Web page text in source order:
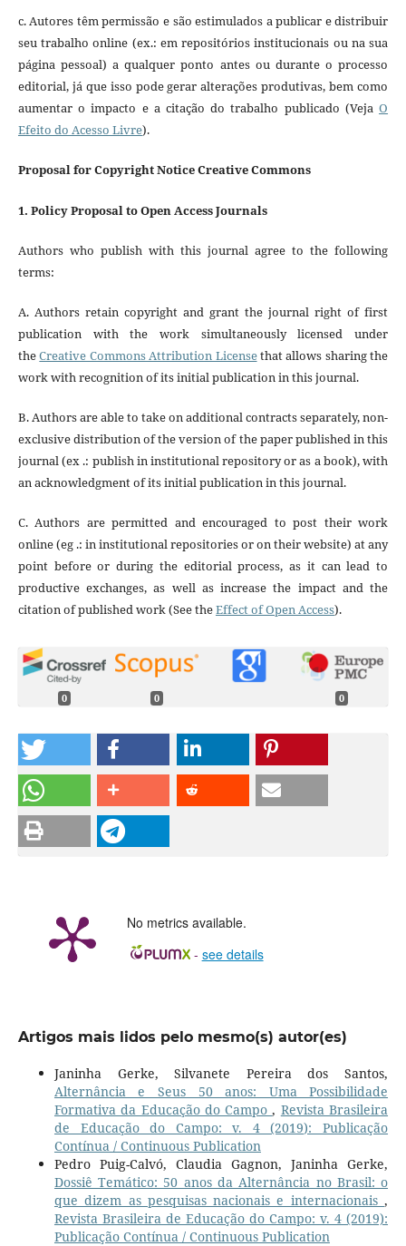
c. Autores têm permissão e são estimulados a publicar e distribuir
seu trabalho online (ex.: em repositórios institucionais ou na sua
página pessoal) a qualquer ponto antes ou durante o processo
editorial, já que isso pode gerar alterações produtivas, bem como
aumentar o impacto e a citação do trabalho publicado (VejaO
Efeito do Acesso Livre).
Proposal for Copyright Notice Creative Commons
1. Policy Proposal to Open Access Journals
Authors who publish with this journal agree to the following
terms:
A. Authors retain copyright and grant the journal right of first
publication with the work simultaneously licensed under
theCreative Commons Attribution Licensethat allows sharing the
work with recognition of its initial publication in this journal.
B. Authors are able to take on additional contracts separately, non-
exclusive distribution of the version of the paper published in this
journal (ex .: publish in institutional repository or as a book), with
an acknowledgment of its initial publication in this journal.
C. Authors are permitted and encouraged to post their work
online (eg .: in institutional repositories or on their website) at any
point before or during the editorial process, as it can lead to
productive exchanges, as well as increase the impact and the
citation of published work (See theEffect of Open Access).
0 0 0
No metrics available.
- see details
Artigos mais lidos pelo mesmo(s) autor(es)
Janinha Gerke, Silvanete Pereira dos Santos,
Alternância e Seus 50 anos: Uma Possibilidade
Formativa da Educação do Campo, Revista Brasileira
de Educação do Campo: v. 4 (2019): Publicação
Contínua / Continuous Publication
Pedro Puig-Calvó, Claudia Gagnon, Janinha Gerke,
Dossiê Temático: 50 anos da Alternância no Brasil: o
que dizem as pesquisas nacionais e internacionais,
Revista Brasileira de Educação do Campo: v. 4 (2019):
Publicação Contínua / Continuous Publication